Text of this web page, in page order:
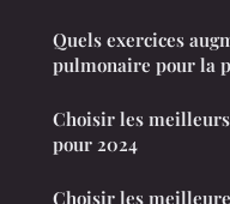
Quels exercices
pulmonaire pour la
Choisir les
pour 2024
Choisir les